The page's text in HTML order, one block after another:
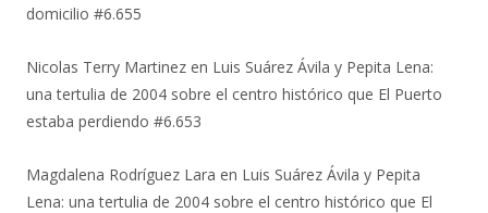
domicilio #6.655
Nicolas Terry Martinez en Luis Suárez Ávila y Pepita Lena:
una tertulia de 2004 sobre el centro histórico que El Puerto
estaba perdiendo #6.653
Magdalena Rodríguez Lara en Luis Suárez Ávila y Pepita
Lena: una tertulia de 2004 sobre el centro histórico que El